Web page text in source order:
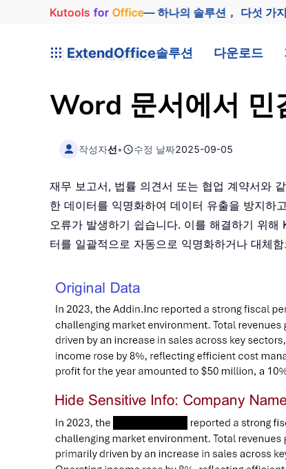
Kutools for Office— 하나의 솔루션， 다섯 가
ExtendOffice솔루션 다운로드
Word 문서에서 민
작성자선• 수정 날짜2025-09-05
재무 보고서, 법률 의견서 또는 협업 계약서와
한 데이터를 익명화하여 데이터 유출을 방지하
오류가 발생하기 쉽습니다. 이를 해결하기 위
터를 일괄적으로 자동으로 익명화하거나 대체